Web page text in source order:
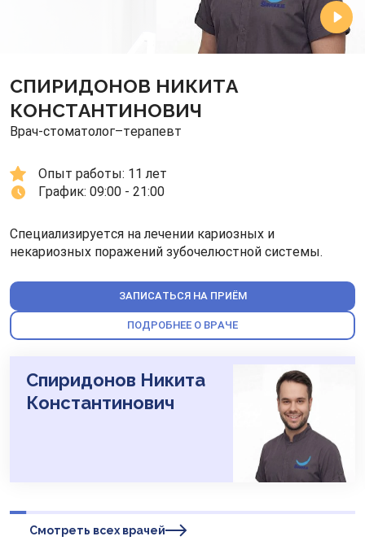
СПИРИДОНОВ НИКИТА
КОНСТАНТИНОВИЧ
Врач-стоматолог–терапевт
Опыт работы: 11 лет
График: 09:00 - 21:00
Специализируется на лечении кариозных и
некариозных поражений зубочелюстной системы.
ЗАПИСАТЬСЯ НА ПРИЁМ
ПОДРОБНЕЕ О ВРАЧЕ
Спиридонов Никита
Константинович
Смотреть всех врачей